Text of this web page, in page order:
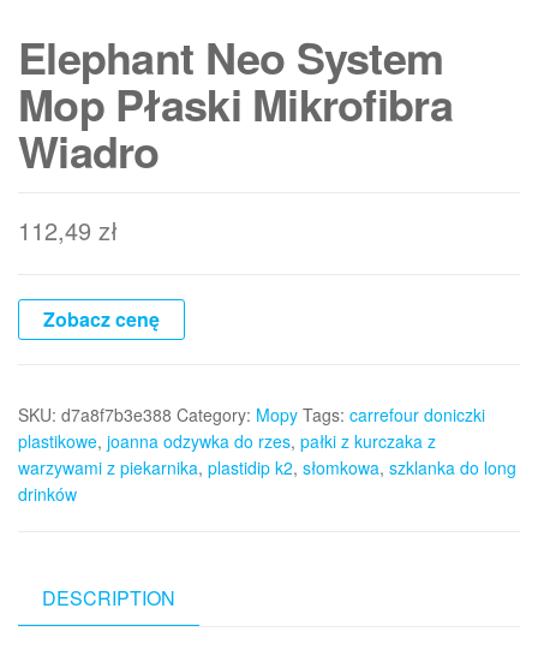
Elephant Neo System
Mop Płaski Mikrofibra
Wiadro
112,49 zł
Zobacz cenę
SKU: d7a8f7b3e388 Category: Mopy Tags: carrefour doniczki
plastikowe, joanna odzywka do rzes, pałki z kurczaka z
warzywami z piekarnika, plastidip k2, słomkowa, szklanka do long
drinków
DESCRIPTION